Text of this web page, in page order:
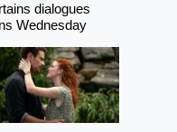
dialogues
Wednesday